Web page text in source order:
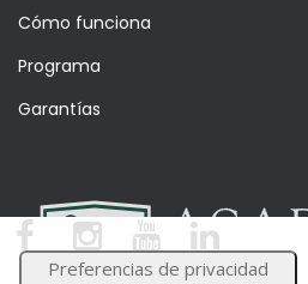
Cómo funciona
Programa
Garantías